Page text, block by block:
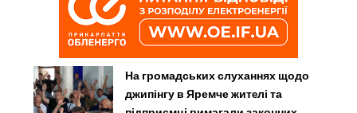
На громадських слуханнях щодо
джипінгу в Яремче житeлі та